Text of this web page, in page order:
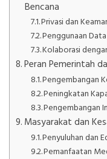
Bencana
Privasi dan
Penggunaan
Kolaborasi
Peran Pemerintah
Pengembangan
Peningkatan
Pengembangan
Masyarakat dan
Penyuluhan dan
Pemanfaatan